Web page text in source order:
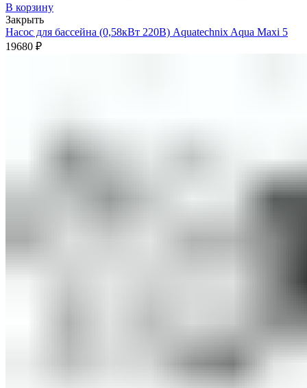
В корзину
Закрыть
Насос для бассейна (0,58кВт 220В) Aquatechnix Aqua Maxi 5
19680 ₽